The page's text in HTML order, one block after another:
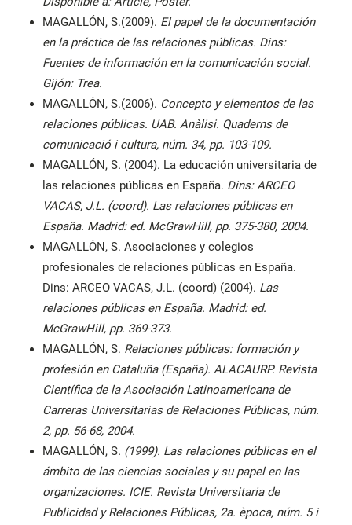
MAGALLÓN, S.(2009). El papel de la documentación
en la práctica de las relaciones públicas. Dins:
Fuentes de información en la comunicación social.
Gijón: Trea.
MAGALLÓN, S.(2006). Concepto y elementos de las
relaciones públicas. UAB. Anàlisi. Quaderns de
comunicació i cultura, núm. 34, pp. 103-109.
MAGALLÓN, S. (2004). La educación universitaria de
las relaciones públicas en España. Dins: ARCEO
VACAS, J.L. (coord). Las relaciones públicas en
España. Madrid: ed. McGrawHill, pp. 375-380, 2004.
MAGALLÓN, S. Asociaciones y colegios
profesionales de relaciones públicas en España.
Dins: ARCEO VACAS, J.L. (coord) (2004). Las
relaciones públicas en España. Madrid: ed.
McGrawHill, pp. 369-373.
MAGALLÓN, S. Relaciones públicas: formación y
profesión en Cataluña (España). ALACAURP. Revista
Científica de la Asociación Latinoamericana de
Carreras Universitarias de Relaciones Públicas, núm.
2, pp. 56-68, 2004.
MAGALLÓN, S. (1999). Las relaciones públicas en el
ámbito de las ciencias sociales y su papel en las
organizaciones. ICIE. Revista Universitaria de
Publicidad y Relaciones Públicas, 2a. època, núm. 5 i